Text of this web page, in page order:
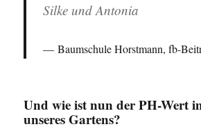
Silke und Antonia
Baumschule Horstmann, fb-
Und wie ist nun der PH-Wert
unseres Gartens?